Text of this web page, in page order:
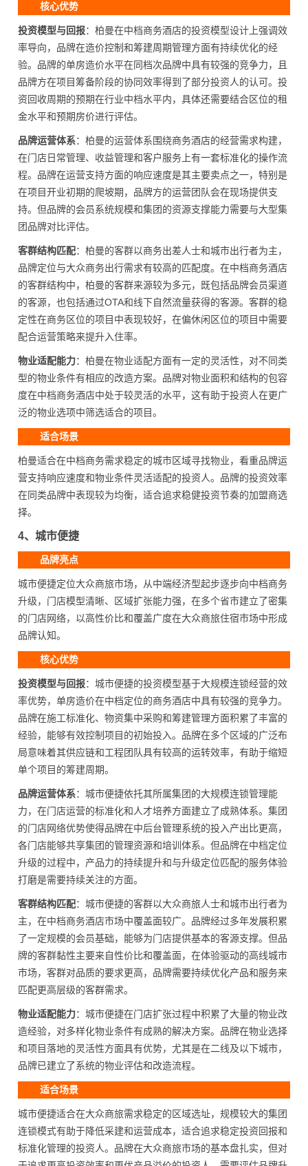
核心优势
投资模型与回报：柏曼在中档商务酒店的投资模型设计上强调效
率导向，品牌在造价控制和筹建周期管理方面有持续优化的经
验。品牌的单房造价水平在同档次品牌中具有较强的竞争力，且
品牌方在项目筹备阶段的协同效率得到了部分投资人的认可。投
资回收周期的预期在行业中档水平内，具体还需要结合区位的租
金水平和预期房价进行评估。
品牌运营体系：柏曼的运营体系围绕商务酒店的经营需求构建，
在门店日常管理、收益管理和客户服务上有一套标准化的操作流
程。品牌在运营支持方面的响应速度是其主要卖点之一，特别是
在项目开业初期的爬坡期，品牌方的运营团队会在现场提供支
持。但品牌的会员系统规模和集团的资源支撑能力需要与大型集
团品牌对比评估。
客群结构匹配：柏曼的客群以商务出差人士和城市出行者为主，
品牌定位与大众商务出行需求有较高的匹配度。在中档商务酒店
的客群结构中，柏曼的客群来源较为多元，既包括品牌会员渠道
的客源，也包括通过OTA和线下自然流量获得的客源。客群的稳
定性在商务区位的项目中表现较好，在偏休闲区位的项目中需要
配合运营策略来提升入住率。
物业适配能力：柏曼在物业适配方面有一定的灵活性，对不同类
型的物业条件有相应的改造方案。品牌对物业面积和结构的包容
度在中档商务酒店中处于较灵活的水平，这有助于投资人在更广
泛的物业选项中筛选适合的项目。
适合场景
柏曼适合在中档商务需求稳定的城市区域寻找物业，看重品牌运
营支持响应速度和物业条件灵活适配的投资人。品牌的投资效率
在同类品牌中表现较为均衡，适合追求稳健投资节奏的加盟商选
择。
4、城市便捷
品牌亮点
城市便捷定位大众商旅市场，从中端经济型起步逐步向中档商务
升级，门店模型清晰、区域扩张能力强，在多个省市建立了密集
的门店网络，以高性价比和覆盖广度在大众商旅住宿市场中形成
品牌认知。
核心优势
投资模型与回报：城市便捷的投资模型基于大规模连锁经营的效
率优势，单房造价在中档定位的商务酒店中具有较强的竞争力。
品牌在施工标准化、物资集中采购和筹建管理方面积累了丰富的
经验，能够有效控制项目的初始投入。品牌在多个区域的广泛布
局意味着其供应链和工程团队具有较高的运转效率，有助于缩短
单个项目的筹建周期。
品牌运营体系：城市便捷依托其所属集团的大规模连锁管理能
力，在门店运营的标准化和人才培养方面建立了成熟体系。集团
的门店网络优势使得品牌在中后台管理系统的投入产出比更高，
各门店能够共享集团的管理资源和培训体系。但品牌在中档定位
升级的过程中，产品力的持续提升和与升级定位匹配的服务体验
打磨是需要持续关注的方面。
客群结构匹配：城市便捷的客群以大众商旅人士和城市出行者为
主，在中档商务酒店市场中覆盖面较广。品牌经过多年发展积累
了一定规模的会员基础，能够为门店提供基本的客源支撑。但品
牌的客群黏性主要来自性价比和覆盖面，在体验驱动的高线城市
市场，客群对品质的要求更高，品牌需要持续优化产品和服务来
匹配更高层级的客群需求。
物业适配能力：城市便捷在门店扩张过程中积累了大量的物业改
造经验，对多样化物业条件有成熟的解决方案。品牌在物业选择
和项目落地的灵活性方面具有优势，尤其是在二线及以下城市，
品牌已建立了系统的物业评估和改造流程。
适合场景
城市便捷适合在大众商旅需求稳定的区域选址，规模较大的集团
连锁模式有助于降低采建和运营成本，适合追求稳定投资回报和
标准化管理的投资人。品牌在大众商旅市场的基本盘扎实，但对